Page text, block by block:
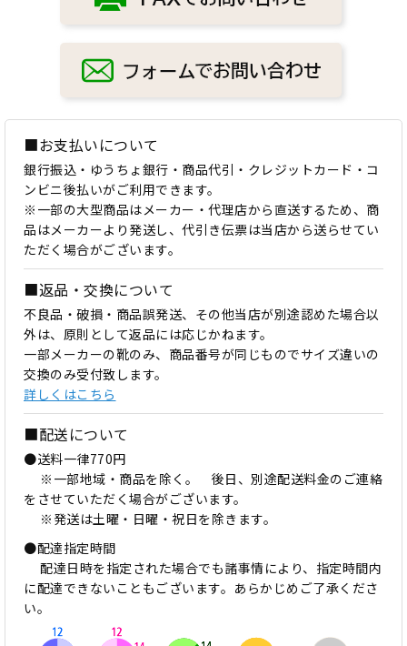
■お支払いについて
銀行振込・ゆうちょ銀行・商品代引・クレジットカード・コ
ンビニ後払いがご利用できます。
※一部の大型商品はメーカー・代理店から直送するため、商
品はメーカーより発送し、代引き伝票は当店から送らせてい
ただく場合がございます。
■返品・交換について
不良品・破損・商品誤発送、その他当店が別途認めた場合以
外は、原則として返品には応じかねます。
一部メーカーの靴のみ、商品番号が同じものでサイズ違いの
交換のみ受付致します。
詳しくはこちら
■配送について
●送料一律770円
※一部地域・商品を除く。 後日、別途配送料金のご連絡
をさせていただく場合がございます。
※発送は土曜・日曜・祝日を除きます。
●配達指定時間
配達日時を指定された場合でも諸事情により、指定時間内
に配達できないこともございます。あらかじめご了承くださ
い。